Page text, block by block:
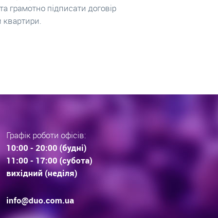
біля 100 пропозицій
Що купують Львів’яни та
Графік роботи офісів:
10:00 - 20:00 (будні)
11:00 - 17:00 (субота)
вихідний (неділя)
info@duo.com.ua